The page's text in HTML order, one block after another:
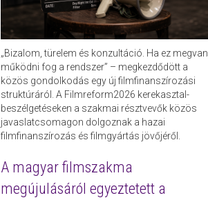
„Bizalom, türelem és konzultáció. Ha ez megvan,
működni fog a rendszer” – megkezdődött a
közös gondolkodás egy új filmfinanszírozási
struktúráról. A Filmreform2026 kerekasztal-
beszélgetéseken a szakmai résztvevők közös
javaslatcsomagon dolgoznak a hazai
filmfinanszírozás és filmgyártás jövőjéről.
A magyar filmszakma
megújulásáról egyeztetett a